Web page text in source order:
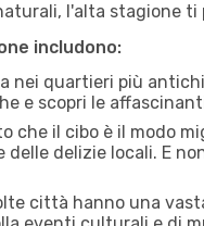
l'alta stagione
includono:
nei quartieri più
e scopri le
che il cibo è il modo
delizie locali. E
città hanno una